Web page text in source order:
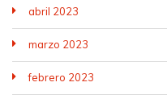
abril 2023
marzo 2023
febrero 2023